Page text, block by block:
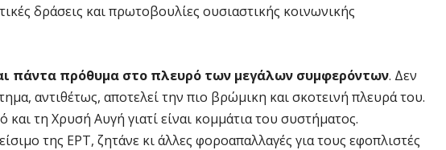
δράσεις και πρωτοβουλίες ουσιαστικής κοινωνικής
πάντα πρόθυμα στο πλευρό των μεγάλων συμφερόντων. Δεν
αντιθέτως, αποτελεί την πιο βρώμικη και σκοτεινή πλευρά του.
τη Χρυσή Αυγή γιατί είναι κομμάτια του συστήματος.
της ΕΡΤ, ζητάνε κι άλλες φοροαπαλλαγές για τους εφοπλιστές